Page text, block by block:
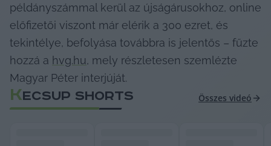
példányszámmal kerül az újságárusokhoz, online
előfizetői viszont már elérik a 300 ezret, és
tekintélye, befolyása továbbra is jelentős – fűzte
hozzá a hvg.hu, mely részletesen szemlézte
Magyar Péter interjúját.
KECSUP SHORTS Összes videó